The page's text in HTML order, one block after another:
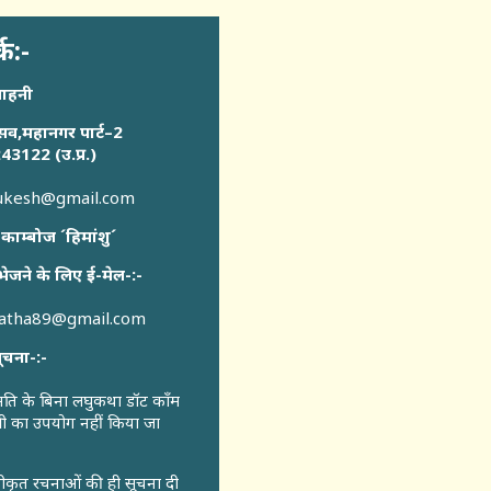
पार्ट–2
(उ.प्र.)
´हिमांशु´
के लिए ई-मेल-:-
:-
के बिना लघुकथा डॉट कॉंम
का उपयोग नहीं किया जा
रचनाओं की ही सूचना दी